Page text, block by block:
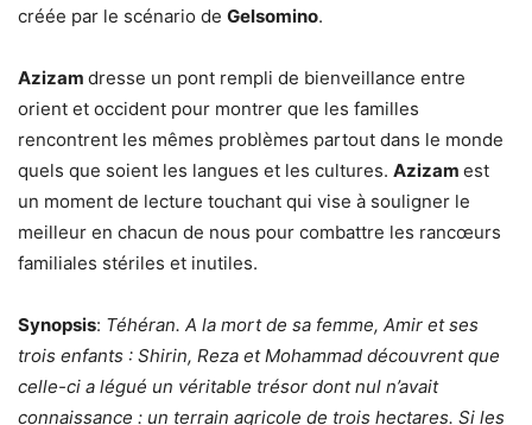
créée par le scénario de Gelsomino.
Azizam dresse un pont rempli de bienveillance entre
orient et occident pour montrer que les familles
rencontrent les mêmes problèmes partout dans le monde
quels que soient les langues et les cultures. Azizam est
un moment de lecture touchant qui vise à souligner le
meilleur en chacun de nous pour combattre les rancœurs
familiales stériles et inutiles.
Synopsis: Téhéran. A la mort de sa femme, Amir et ses
trois enfants : Shirin, Reza et Mohammad découvrent que
celle-ci a légué un véritable trésor dont nul n’avait
connaissance : un terrain agricole de trois hectares. Si les